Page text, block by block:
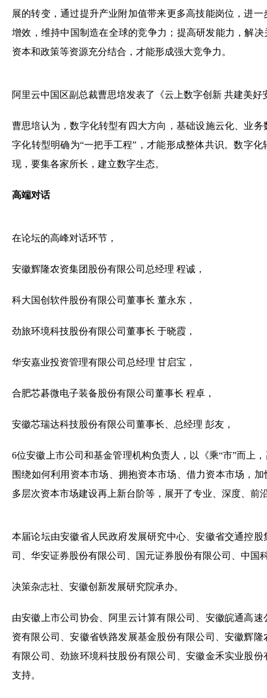
展的转变，通过提升产业附加值带来更多高技能岗位，进
增效，维持中国制造在全球的竞争力；提高研发能力，解
资本和政策等资源充分结合，才能形成强大竞争力。
阿里云中国区副总裁曹思培发表了《云上数字创新 共建美好
曹思培认为，数字化转型有四大方向，基础设施云化、业
字化转型明确为“一把手工程”，才能形成整体共识。数字
现，要集各家所长，建立数字生态。
高端对话
在论坛的高峰对话环节，
安徽辉隆农资集团股份有限公司总经理 程诚，
科大国创软件股份有限公司董事长 董永东，
劲旅环境科技股份有限公司董事长 于晓霞，
华安嘉业投资管理有限公司总经理 甘启宝，
合肥芯碁微电子装备股份有限公司董事长 程卓，
安徽芯瑞达科技股份有限公司董事长、总经理 彭友，
6位安徽上市公司和基金管理机构负责人，以《乘“市”而上
围绕如何利用资本市场、拥抱资本市场、借力资本市场，
多层次资本市场建设再上新台阶等，展开了专业、深度、前
本届论坛由安徽省人民政府发展研究中心、安徽省交通控
司、华安证券股份有限公司、国元证券股份有限公司、中国
决策杂志社、安徽创新发展研究院承办。
由安徽上市公司协会、阿里云计算有限公司、安徽皖通高
资有限公司、安徽省铁路发展基金股份有限公司、安徽辉
有限公司、劲旅环境科技股份有限公司、安徽金禾实业股
支持。